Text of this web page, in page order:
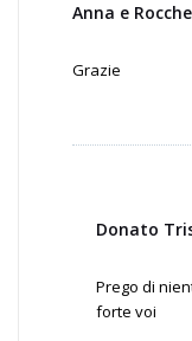
Anna e
Grazie
Donato
Prego di
forte voi